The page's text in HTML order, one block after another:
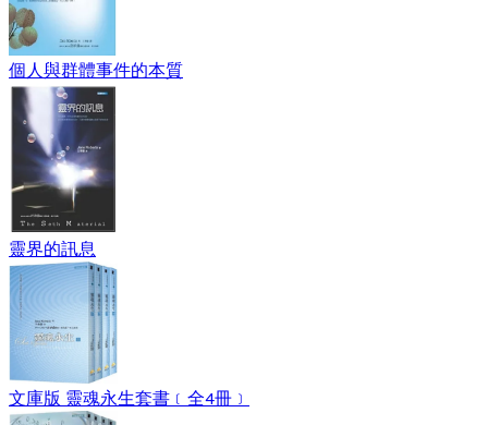
個人與群體事件的本質
靈界的訊息
文庫版 靈魂永生套書﹝全4冊﹞